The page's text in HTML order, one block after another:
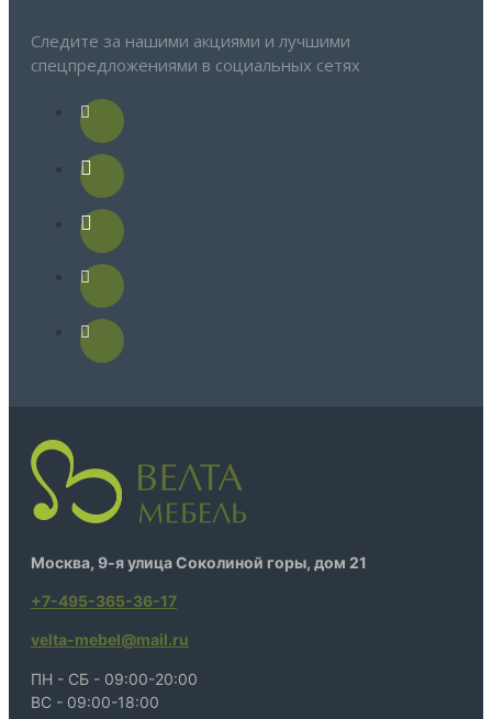
Следите за нашими акциями и лучшими
спецпредложениями в социальных сетях
Москва, 9-я улица Соколиной горы, дом 21
+7-495-365-36-17
velta-mebel@mail.ru
ПН - СБ - 09:00-20:00
ВС - 09:00-18:00